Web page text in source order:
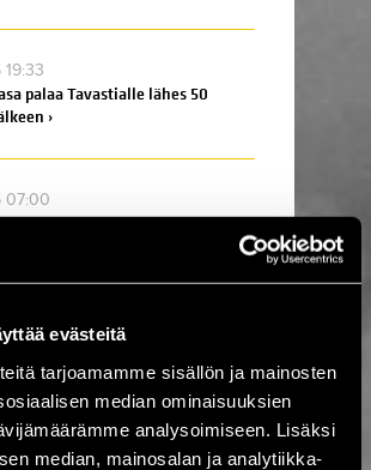
evästeitä
tarjoamamme sisällön ja mainosten
median ominaisuuksien
analysoimiseen. Lisäksi
median, mainosalan ja analytiikka-
palaa Tavastialle lähes 50
›
07:00
Stallörinpuistossa –
myynnissä! ☀️ ›
elämys Kajaanissa! ›